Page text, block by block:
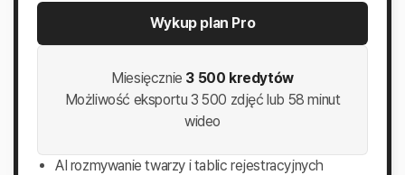
Wykup plan Pro
Miesięcznie 3 500 kredytów
Możliwość eksportu 3 500 zdjęć lub 58 minut
wideo
AI rozmywanie twarzy i tablic rejestracyjnych